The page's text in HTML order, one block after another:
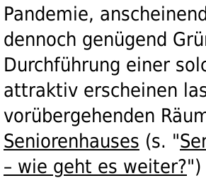
Pandemie,
dennoch genügend
Durchführung einer
attraktiv erscheinen
vorübergehenden
Seniorenhauses (s. "
– wie geht es weiter?")